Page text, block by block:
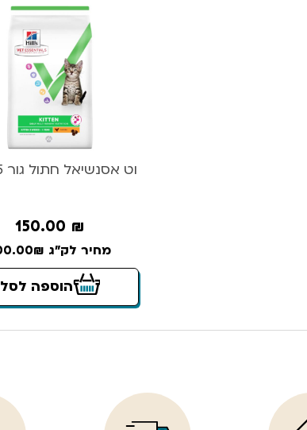
וט אסנשיאל חתול גור 1.5 ק”ג
150.00 ₪
מחיר לק"ג 100.00₪
הוספה לסל